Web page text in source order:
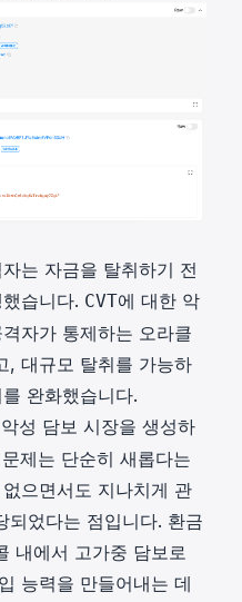
는 자금을 탈취하기 전
습니다. CVT에 대한 악
자가 통제하는 오라클
, 대규모 탈취를 가능하
완화했습니다.
성 담보 시장을 생성하
제는 단순히 새롭다는
으면서도 지나치게 관
되었다는 점입니다. 환금
내에서 고가중 담보로
능력을 만들어내는 데